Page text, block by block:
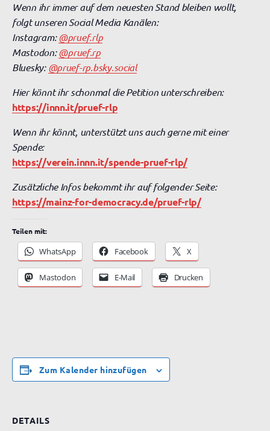
Wenn ihr immer auf dem neuesten Stand bleiben wollt,
folgt unseren Social Media Kanälen:
Instagram:@pruef.rlp
Mastodon:@pruef.rp
Bluesky: @pruef-rp.bsky.social
Hier könnt ihr schonmal die Petition unterschreiben:
https://innn.it/pruef-rlp
Wenn ihr könnt, unterstützt uns auch gerne mit einer
Spende:
https://verein.innn.it/spende-pruef-rlp/
Zusätzliche Infos bekommt ihr auf folgender Seite:
https://mainz-for-democracy.de/pruef-rlp/
Teilen mit:
WhatsApp Facebook X
Mastodon E-Mail Drucken
Zum Kalender hinzufügen
DETAILS